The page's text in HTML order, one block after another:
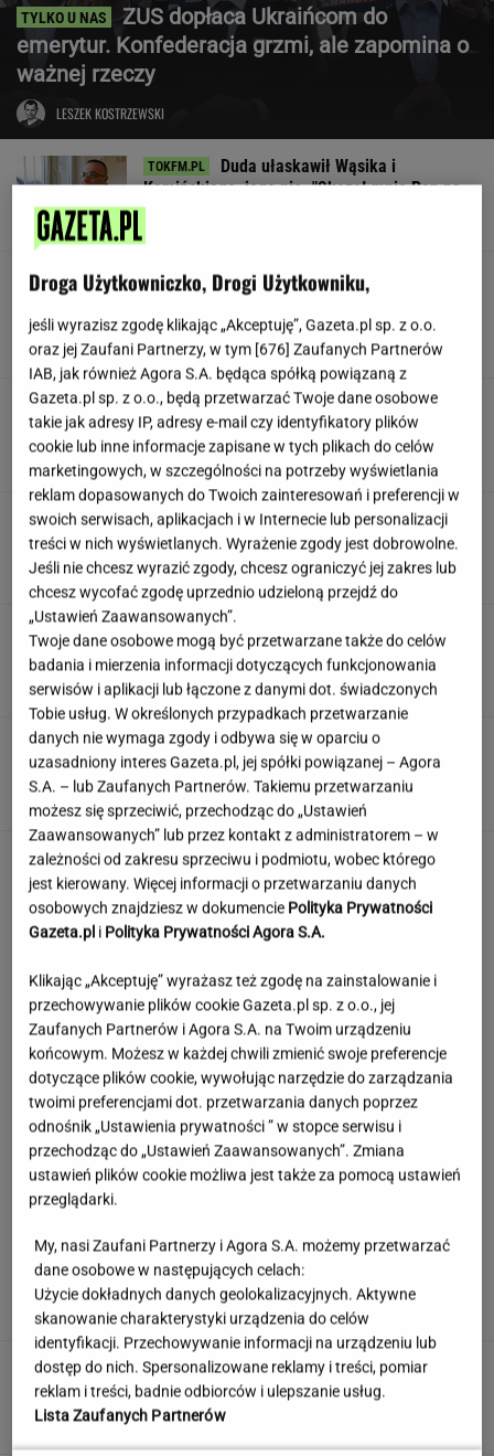
ZUS dopłaca Ukraińcom do
emerytur. Konfederacja grzmi, ale zapomina o
ważnej rzeczy
LESZEK KOSTRZEWSKI
Duda ułaskawił Wąsika i
Kamińskiego, jego nie. "Skazał mnie Pan na
karę śmierci"
Znów przyczepili się do
Lewandowskiej. Aż trudno mi uwierzyć, o co
poszło
KINGA MOLENDA
Jamy karne, pobicia. Ukraina
ma problem z jednostką
SUBSKRYPCJA
Trump skomentował negocjacje ws.wojny w
Ukrainie. "Są już pewne postępy"
Księżniczka musi iść do wojska. Tyle czasu
spędzi w armii
Urzędnicy pukają do domów. Chcą paragonów
MATERIAŁ PROMOCYJNY
Córka Cruise'a i Holmes zagrała w teatrze.
Tyle osób przyszło na jej występ
Rekord padł w niewielkim stawie. Taki okaz
trafia się bardzo rzadko
Droga Użytkowniczko, Drogi Użytkowniku,
jeśli wyrazisz zgodę klikając „Akceptuję”, Gazeta.pl sp. z o.o.
oraz jej Zaufani Partnerzy, w tym [676] Zaufanych Partnerów
IAB, jak również Agora S.A. będąca spółką powiązaną z
Gazeta.pl sp. z o.o., będą przetwarzać Twoje dane osobowe
takie jak adresy IP, adresy e-mail czy identyfikatory plików
cookie lub inne informacje zapisane w tych plikach do celów
marketingowych, w szczególności na potrzeby wyświetlania
reklam dopasowanych do Twoich zainteresowań i preferencji w
swoich serwisach, aplikacjach i w Internecie lub personalizacji
treści w nich wyświetlanych. Wyrażenie zgody jest dobrowolne.
Jeśli nie chcesz wyrazić zgody, chcesz ograniczyć jej zakres lub
chcesz wycofać zgodę uprzednio udzieloną przejdź do
„Ustawień Zaawansowanych”.
Twoje dane osobowe mogą być przetwarzane także do celów
badania i mierzenia informacji dotyczących funkcjonowania
serwisów i aplikacji lub łączone z danymi dot. świadczonych
Tobie usług. W określonych przypadkach przetwarzanie
danych nie wymaga zgody i odbywa się w oparciu o
uzasadniony interes Gazeta.pl, jej spółki powiązanej – Agora
S.A. – lub Zaufanych Partnerów. Takiemu przetwarzaniu
możesz się sprzeciwić, przechodząc do „Ustawień
Zaawansowanych” lub przez kontakt z administratorem – w
zależności od zakresu sprzeciwu i podmiotu, wobec którego
jest kierowany. Więcej informacji o przetwarzaniu danych
osobowych znajdziesz w dokumencie Polityka Prywatności
Gazeta.pl i Polityka Prywatności Agora S.A.
Klikając „Akceptuję” wyrażasz też zgodę na zainstalowanie i
przechowywanie plików cookie Gazeta.pl sp. z o.o., jej
Zaufanych Partnerów i Agora S.A. na Twoim urządzeniu
końcowym. Możesz w każdej chwili zmienić swoje preferencje
dotyczące plików cookie, wywołując narzędzie do zarządzania
twoimi preferencjami dot. przetwarzania danych poprzez
odnośnik „Ustawienia prywatności ” w stopce serwisu i
przechodząc do „Ustawień Zaawansowanych”. Zmiana
ustawień plików cookie możliwa jest także za pomocą ustawień
przeglądarki.
My, nasi Zaufani Partnerzy i Agora S.A. możemy przetwarzać
dane osobowe w następujących celach:
Użycie dokładnych danych geolokalizacyjnych. Aktywne
skanowanie charakterystyki urządzenia do celów
identyfikacji. Przechowywanie informacji na urządzeniu lub
dostęp do nich. Spersonalizowane reklamy i treści, pomiar
reklam i treści, badnie odbiorców i ulepszanie usług.
Lista Zaufanych Partnerów